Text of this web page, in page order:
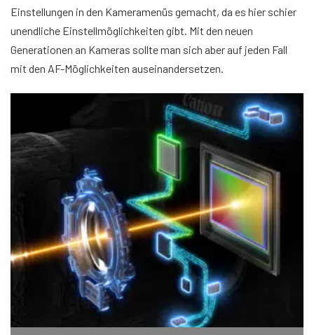
Einstellungen in den Kameramenüs gemacht, da es hier schier
unendliche Einstellmöglichkeiten gibt. Mit den neuen
Generationen an Kameras sollte man sich aber auf jeden Fall
mit den AF-Möglichkeiten auseinandersetzen.